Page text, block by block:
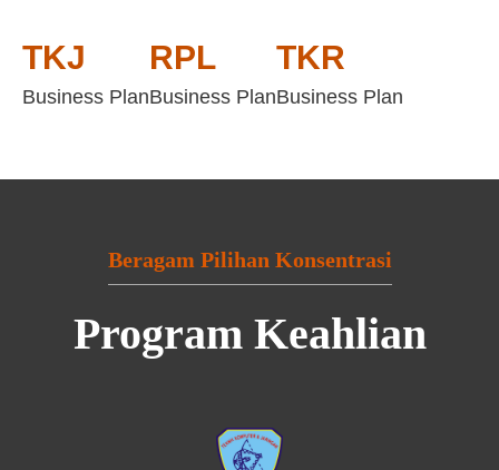
TKJ
Business Plan
RPL
Business Plan
TKR
Business Plan
Beragam Pilihan Konsentrasi
Program Keahlian